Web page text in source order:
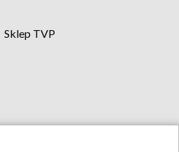
Sklep TVP